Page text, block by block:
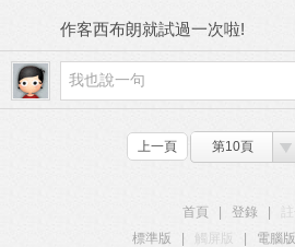
作客西布朗就試過一次啦!
上一頁 第10頁
首頁 登錄
標準版
觸屏版 電腦版